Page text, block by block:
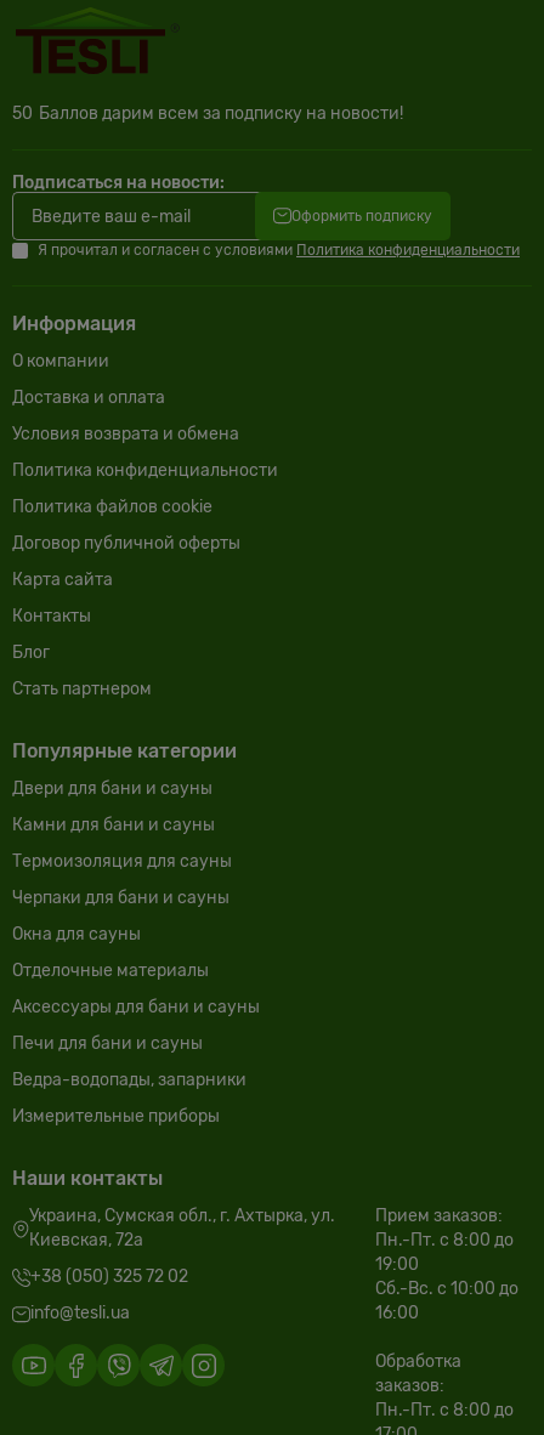
50 Баллов дарим всем за подписку на новости!
Подписаться на новости:
Оформить подписку
Я прочитал и согласен с условиями Политика конфиденциальности
Информация
О компании
Доставка и оплата
Условия возврата и обмена
Политика конфиденциальности
Политика файлов cookie
Договор публичной оферты
Карта сайта
Контакты
Блог
Cтать партнером
Популярные категории
Двери для бани и сауны
Камни для бани и сауны
Термоизоляция для сауны
Черпаки для бани и сауны
Окна для сауны
Отделочные материалы
Аксессуары для бани и сауны
Печи для бани и сауны
Ведра-водопады, запарники
Измерительные приборы
Наши контакты
Украина, Сумская обл., г. Ахтырка, ул.
Киевская, 72а
+38 (050) 325 72 02
info@tesli.ua
Прием заказов:
Пн.-Пт. с 8:00 до
19:00
Сб.-Вс. с 10:00 до
16:00
Обработка
заказов:
Пн.-Пт. с 8:00 до